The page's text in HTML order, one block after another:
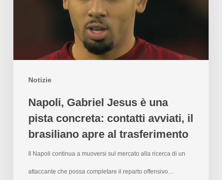
Notizie
Napoli, Gabriel Jesus è una
pista concreta: contatti avviati, il
brasiliano apre al trasferimento
Il Napoli continua a muoversi sul mercato alla ricerca di un
attaccante che possa completare il reparto offensivo…